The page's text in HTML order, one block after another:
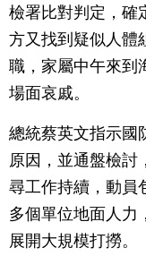
檢署比對判定，確
方又找到疑似人體
職，家屬中午來到
場面哀戚。
總統蔡英文指示國
原因，並通盤檢討
尋工作持續，動員
多個單位地面人力
展開大規模打撈。